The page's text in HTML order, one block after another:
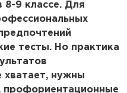
8-9 классе. Для
тесты. Но практика
хватает, нужны
профориентационные